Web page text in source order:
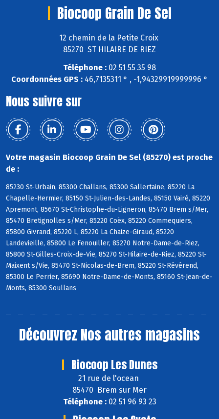
Biocoop Grain De Sel
12 chemin de la Petite Croix
85270 ST HILAIRE DE RIEZ
Téléphone : 02 51 55 35 98
Coordonnées GPS : 46,7135311 ° , -1,94329919999996 °
Nous suivre sur
Votre magasin Biocoop Grain De Sel (85270) est proche
de :
85230 St-Urbain, 85300 Challans, 85300 Sallertaine, 85220 La
Chapelle-Hermier, 85150 St-Julien-des-Landes, 85150 Vairé, 85220
Apremont, 85670 St-Christophe-du-Ligneron, 85470 Brem s/Mer,
85470 Bretignolles s/Mer, 85220 Coëx, 85220 Commequiers,
85800 Givrand, 85220 L, 85220 La Chaize-Giraud, 85220
Landevieille, 85800 Le Fenouiller, 85270 Notre-Dame-de-Riez,
85800 St-Gilles-Croix-de-Vie, 85270 St-Hilaire-de-Riez, 85220 St-
Maixent s/Vie, 85470 St-Nicolas-de-Brem, 85220 St-Révérend,
85300 Le Perrier, 85690 Notre-Dame-de-Monts, 85160 St-Jean-de-
Monts, 85300 Soullans
Découvrez Nos autres magasins
Biocoop Les Dunes
21 rue de l'ocean
85470 Brem sur Mer
Téléphone :02 51 96 93 23